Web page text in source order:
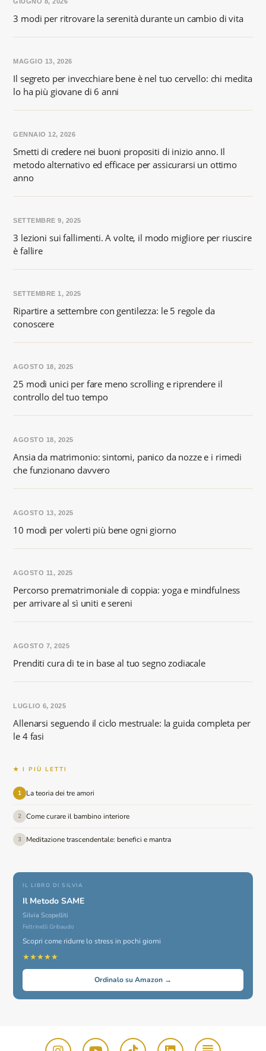
3 modi per ritrovare la serenità durante un cambio di vita
Il segreto per invecchiare bene è nel tuo cervello: chi medita
lo ha più giovane di 6 anni
MAGGIO 13, 2026
Smetti di credere nei buoni propositi di inizio anno. Il
metodo alternativo ed efficace per assicurarsi un ottimo
anno
GENNAIO 12, 2026
3 lezioni sui fallimenti. A volte, il modo migliore per riuscire
è fallire
SETTEMBRE 9, 2025
Ripartire a settembre con gentilezza: le 5 regole da
conoscere
SETTEMBRE 1, 2025
25 modi unici per fare meno scrolling e riprendere il
controllo del tuo tempo
AGOSTO 18, 2025
Ansia da matrimonio: sintomi, panico da nozze e i rimedi
che funzionano davvero
AGOSTO 18, 2025
10 modi per volerti più bene ogni giorno
AGOSTO 13, 2025
Percorso prematrimoniale di coppia: yoga e mindfulness
per arrivare al sì uniti e sereni
AGOSTO 11, 2025
Prenditi cura di te in base al tuo segno zodiacale
AGOSTO 7, 2025
Allenarsi seguendo il ciclo mestruale: la guida completa per
le 4 fasi
LUGLIO 6, 2025
★ I PIÙ LETTI
1 La teoria dei tre amori
2 Come curare il bambino interiore
3 Meditazione trascendentale: benefici e mantra
IL LIBRO DI SILVIA
Il Metodo SAME
Silvia Scopelliti
Feltrinelli Gribaudo
Scopri come ridurre lo stress in pochi giorni
★★★★★
Ordinalo su Amazon →